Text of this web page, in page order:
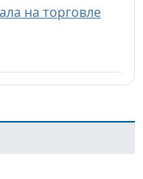
на торговле